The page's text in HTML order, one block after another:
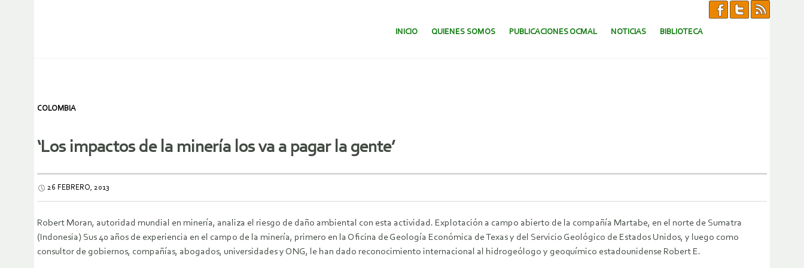
SALTAR AL CONTENIDO.
INICIO QUIENES SOMOS PUBLICACIONES OCMAL NOTICIAS BIBLIOTECA
COLOMBIA
‘Los impactos de la minería los va a pagar la gente’
26 FEBRERO, 2013
Robert Moran, autoridad mundial en minería, analiza el riesgo de daño ambiental con esta actividad. Explotación a campo abierto de la compañía Martabe, en el norte de Sumatra
(Indonesia) Sus 40 años de experiencia en el campo de la minería, primero en la Oficina de Geología Económica de Texas y del Servicio Geológico de Estados Unidos, y luego como
consultor de gobiernos, compañías, abogados, universidades y ONG, le han dado reconocimiento internacional al hidrogeólogo y geoquímico estadounidense Robert E.